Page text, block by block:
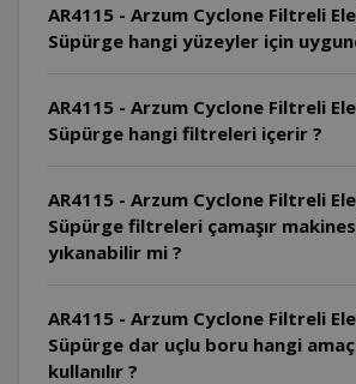
AR4115 - Arzum Cyclone Filtreli
Süpürge hangi yüzeyler için
AR4115 - Arzum Cyclone Filtreli
Süpürge hangi filtreleri içerir ?
AR4115 - Arzum Cyclone Filtreli
Süpürge filtreleri çamaşır
yıkanabilir mi ?
AR4115 - Arzum Cyclone Filtreli
Süpürge dar uçlu boru hangi
kullanılır ?